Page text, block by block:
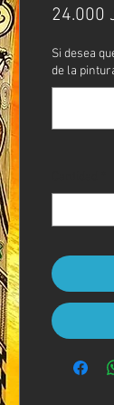
24.000
Si desea
de la